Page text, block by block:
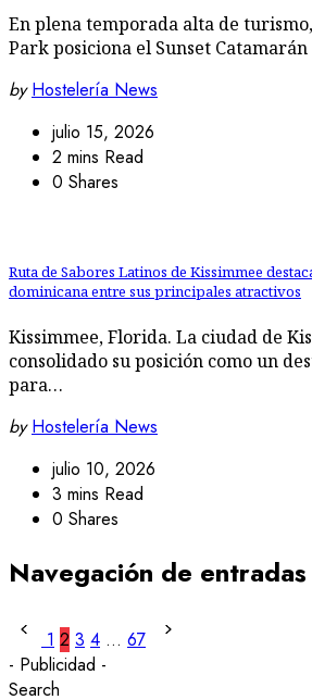
En plena temporada alta de
Park posiciona el Sunset
by Hostelería News
julio 15, 2026
2 mins Read
0 Shares
Ruta de Sabores Latinos de Kissimmee
dominicana entre sus principales atractivos
Kissimmee, Florida. La ciudad de
consolidado su posición como un
para…
by Hostelería News
julio 10, 2026
3 mins Read
0 Shares
Navegación de entradas
1 2 3 4 … 67
- Publicidad -
Search